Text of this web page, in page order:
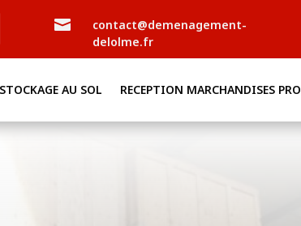

contact@demenagement-
delolme.fr
STOCKAGE AU SOL RECEPTION MARCHANDISES PRO